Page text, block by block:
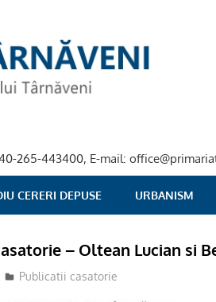
265-443400, E-mail:
CERERI DEPUSE URBANISM
– Oltean Lucian si
Publicatii casatorie